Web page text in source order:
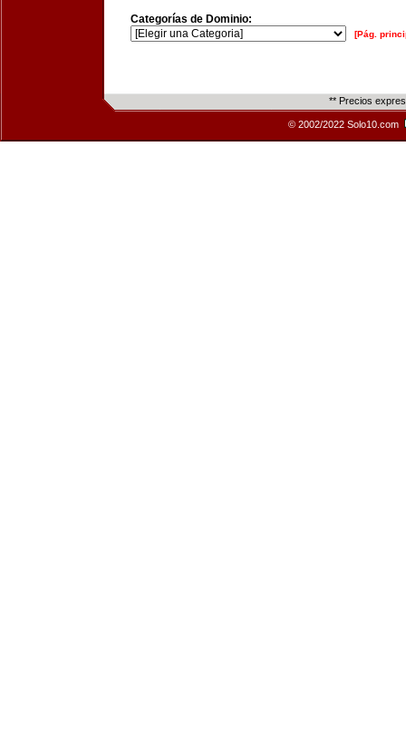
Categorías de Dominio:
[Pág.
** Precios
© 2002/2022 Solo10.com